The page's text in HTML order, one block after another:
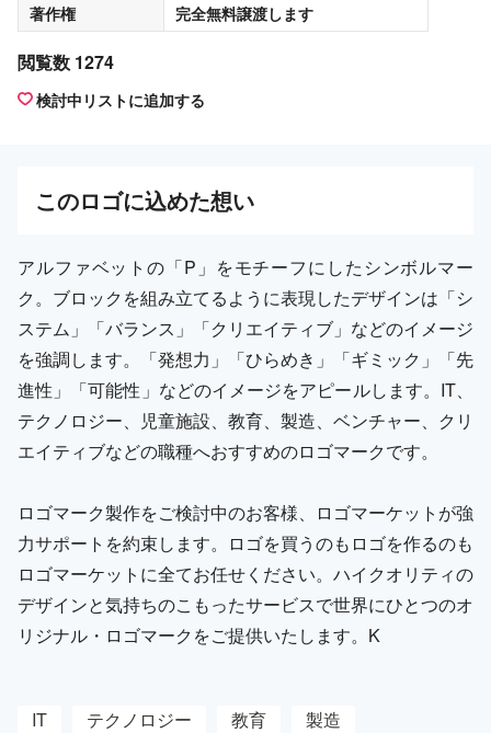
著作権
完全無料譲渡します
閲覧数 1274
検討中リストに追加する
このロゴに込めた想い
アルファベットの「P」をモチーフにしたシンボルマー
ク。ブロックを組み立てるように表現したデザインは「シ
ステム」「バランス」「クリエイティブ」などのイメージ
を強調します。「発想力」「ひらめき」「ギミック」「先
進性」「可能性」などのイメージをアピールします。IT、
テクノロジー、児童施設、教育、製造、ベンチャー、クリ
エイティブなどの職種へおすすめのロゴマークです。
ロゴマーク製作をご検討中のお客様、ロゴマーケットが強
力サポートを約束します。ロゴを買うのもロゴを作るのも
ロゴマーケットに全てお任せください。ハイクオリティの
デザインと気持ちのこもったサービスで世界にひとつのオ
リジナル・ロゴマークをご提供いたします。K
IT テクノロジー 教育
製造